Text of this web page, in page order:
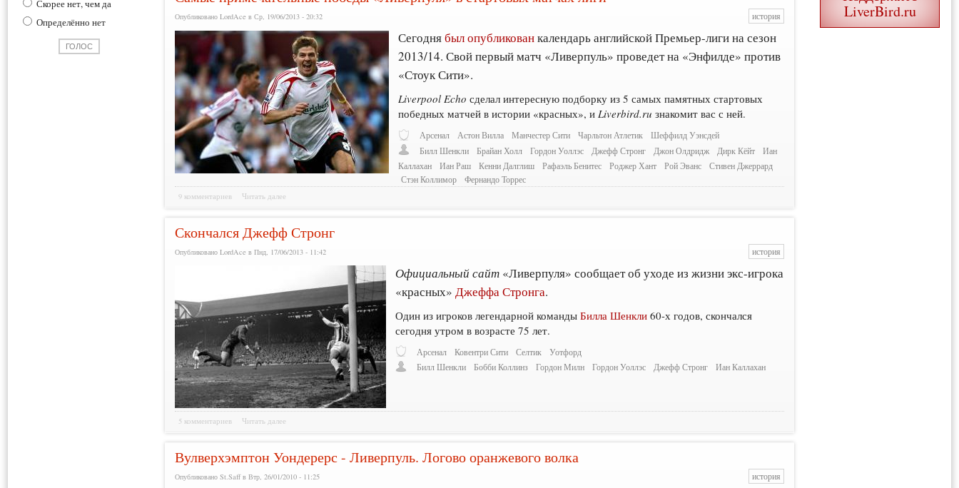
Скорее нет, чем да
Определённо нет
Опубликовано LordAce в Ср, 19/06/2013 - 20:32 история
Сегоднябыл опубликованкалендарь английской Премьер-лиги на сезон
2013/14. Свой первый матч «Ливерпуль» проведет на «Энфилде» против
«Стоук Сити».
Liverpool Echo сделал интересную подборку из 5 самых памятных стартовых
победных матчей в истории «красных», иLiverbird.ru знакомит вас с ней.
Арсенал Астон Вилла Манчестер Сити Чарльтон Атлетик
Шеффилд Уэнсдей
Билл Шенкли
Брайан Холл Гордон Уоллэс Джефф Стронг Джон Олдридж Дирк Кёйт
Иан
Каллахан
Иан Раш Кенни Далглиш Рафаэль Бенитес Роджер Хант Рой Эванс
Стивен Джеррард
Стэн Коллимор
Фернандо Торрес
9 комментариев Читать далее
Скончался Джефф Стронг
Опубликовано LordAce в Пнд, 17/06/2013 - 11:42 история
Официальный сайт «Ливерпуля» сообщает об уходе из жизни экс-игрока
«красных» Джеффа Стронга.
Один из игроков легендарной командыБилла Шенкли 60-х годов, скончался
сегодня утром в возрасте 75 лет.
Арсенал Ковентри Сити Селтик
Уотфорд
Билл Шенкли
Бобби Коллинз Гордон Милн Гордон Уоллэс Джефф Стронг Иан Каллахан
5 комментариев Читать далее
Вулверхэмптон Уондерерс - Ливерпуль. Логово оранжевого волка
Опубликовано St.Saff в Втр, 26/01/2010 - 11:25 история
LiverBird.ru